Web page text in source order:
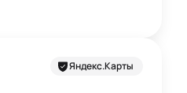
Яндекс.Карты